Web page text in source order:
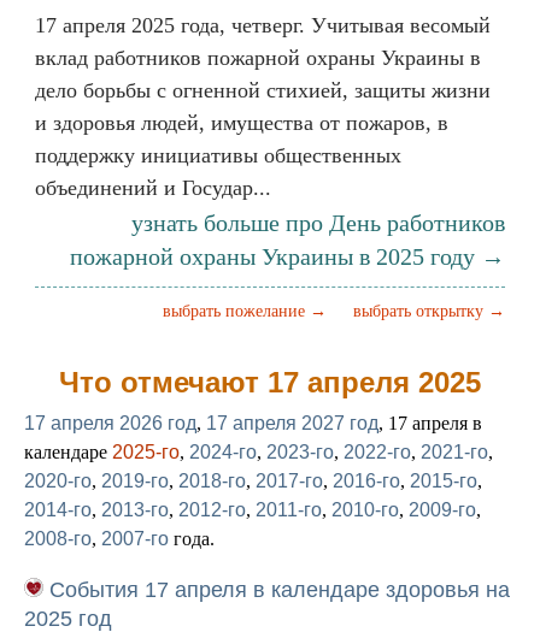
17 апреля 2025 года, четверг. Учитывая весомый
вклад работников пожарной охраны Украины в
дело борьбы с огненной стихией, защиты жизни
и здоровья людей, имущества от пожаров, в
поддержку инициативы общественных
объединений и Государ...
узнать больше про День работников
пожарной охраны Украины в 2025 году →
выбрать открытку →
выбрать пожелание →
Что отмечают 17 апреля 2025
17 апреля 2026 год, 17 апреля 2027 год, 17 апреля в
календаре 2025-го, 2024-го, 2023-го, 2022-го, 2021-го,
2020-го, 2019-го, 2018-го, 2017-го, 2016-го, 2015-го,
2014-го, 2013-го, 2012-го, 2011-го, 2010-го, 2009-го,
2008-го, 2007-го года.
События 17 апреля в календаре здоровья на
2025 год